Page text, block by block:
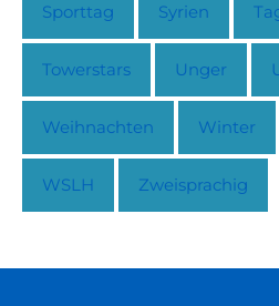
Sporttag Syrien
Towerstars Unger
Weihnachten Winter
WSLH Zweisprachig